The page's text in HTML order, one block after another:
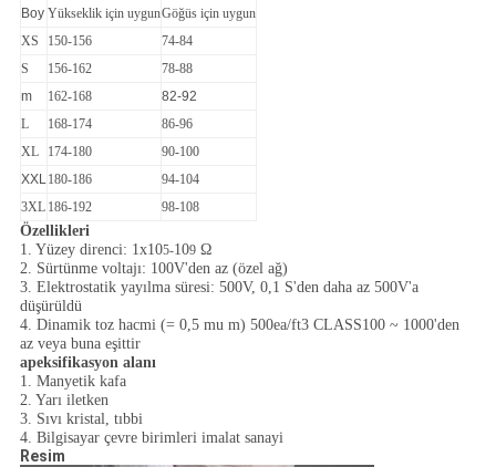
Boy Yükseklik için uygunGöğüs için uygun
XS
150-156
74-84
S
156-162
78-88
m
162-168
82-92
L
168-174
86-96
XL
174-180
90-100
XXL180-186
94-104
3XL 186-192 98-108
Özellikleri
1. Yüzey direnci: 1x105-109Ω
2. Sürtünme voltajı: 100V'den az (özel ağ)
3. Elektrostatik yayılma süresi: 500V, 0,1 S'den daha az 500V'a
düşürüldü
4. Dinamik toz hacmi (= 0,5 mu m) 500ea/ft3 CLASS100 ~ 1000'den
az veya buna eşittir
apeksifikasyon alanı
1. Manyetik kafa
2. Yarı iletken
3. Sıvı kristal, tıbbi
4. Bilgisayar çevre birimleri imalat sanayi
Resim